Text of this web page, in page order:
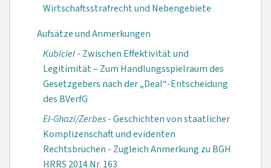
Wirtschaftsstrafrecht und Nebengebiete
Aufsätze und Anmerkungen
Kubiciel- Zwischen Effektivität und
Legitimität – Zum Handlungsspielraum des
Gesetzgebers nach der „Deal“-Entscheidung
des BVerfG
El-Ghazi/Zerbes- Geschichten von staatlicher
Komplizenschaft und evidenten
Rechtsbrüchen - Zugleich Anmerkung zu BGH
HRRS 2014 Nr. 163